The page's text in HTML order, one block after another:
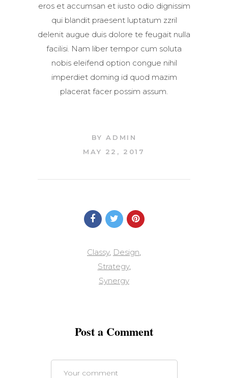
eros et accumsan et iusto odio dignissim
qui blandit praesent luptatum zzril
delenit augue duis dolore te feugait nulla
facilisi. Nam liber tempor cum soluta
nobis eleifend option congue nihil
imperdiet doming id quod mazim
placerat facer possim assum.
BYADMIN
MAY 22, 2017
Classy, Design
Strategy,
Synergy
Post a Comment